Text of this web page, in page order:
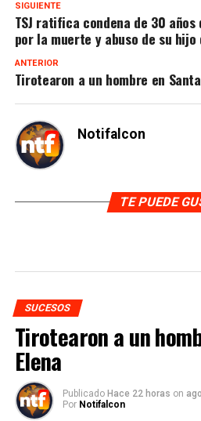
SIGUIENTE
TSJ ratifica condena de 30
por la muerte y abuso de su
ANTERIOR
Tirotearon a un hombre en
Notifalcon
TE PUEDE
SUCESOS
Tirotearon a un
Elena
Publicado Hace 22 horas on
Por Notifalcon